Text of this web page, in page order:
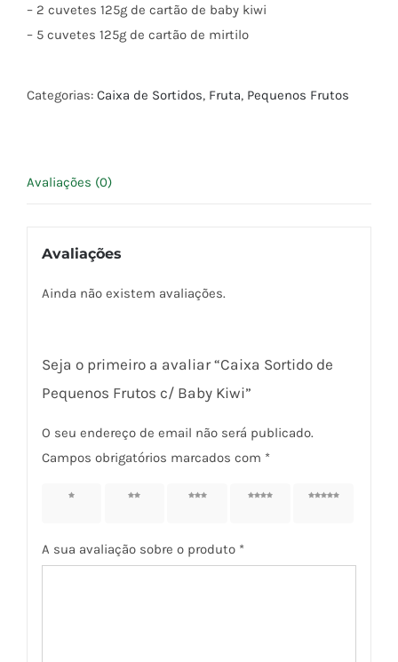
– 2 cuvetes 125g de cartão de baby kiwi
– 5 cuvetes 125g de cartão de mirtilo
Categorias: Caixa de Sortidos, Fruta, Pequenos Frutos
Avaliações (0)
Avaliações
Ainda não existem avaliações.
Seja o primeiro a avaliar “Caixa Sortido de
Pequenos Frutos c/ Baby Kiwi”
O seu endereço de email não será publicado.
Campos obrigatórios marcados com *
1 of 5
2 of 5
3 of 5
4 of 5
5 of 5
A sua avaliação sobre o produto *